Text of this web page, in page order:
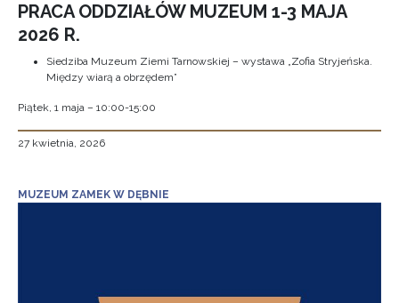
PRACA ODDZIAŁÓW MUZEUM 1-3 MAJA
2026 R.
Siedziba Muzeum Ziemi Tarnowskiej – wystawa „Zofia Stryjeńska.
Między wiarą a obrzędem”
Piątek, 1 maja – 10:00-15:00
27 kwietnia, 2026
MUZEUM ZAMEK W DĘBNIE